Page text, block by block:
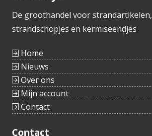
De groothandel voor strandartikelen,
strandschopjes en kermiseendjes
Home
Nieuws
Over ons
Mijn account
Contact
Contact